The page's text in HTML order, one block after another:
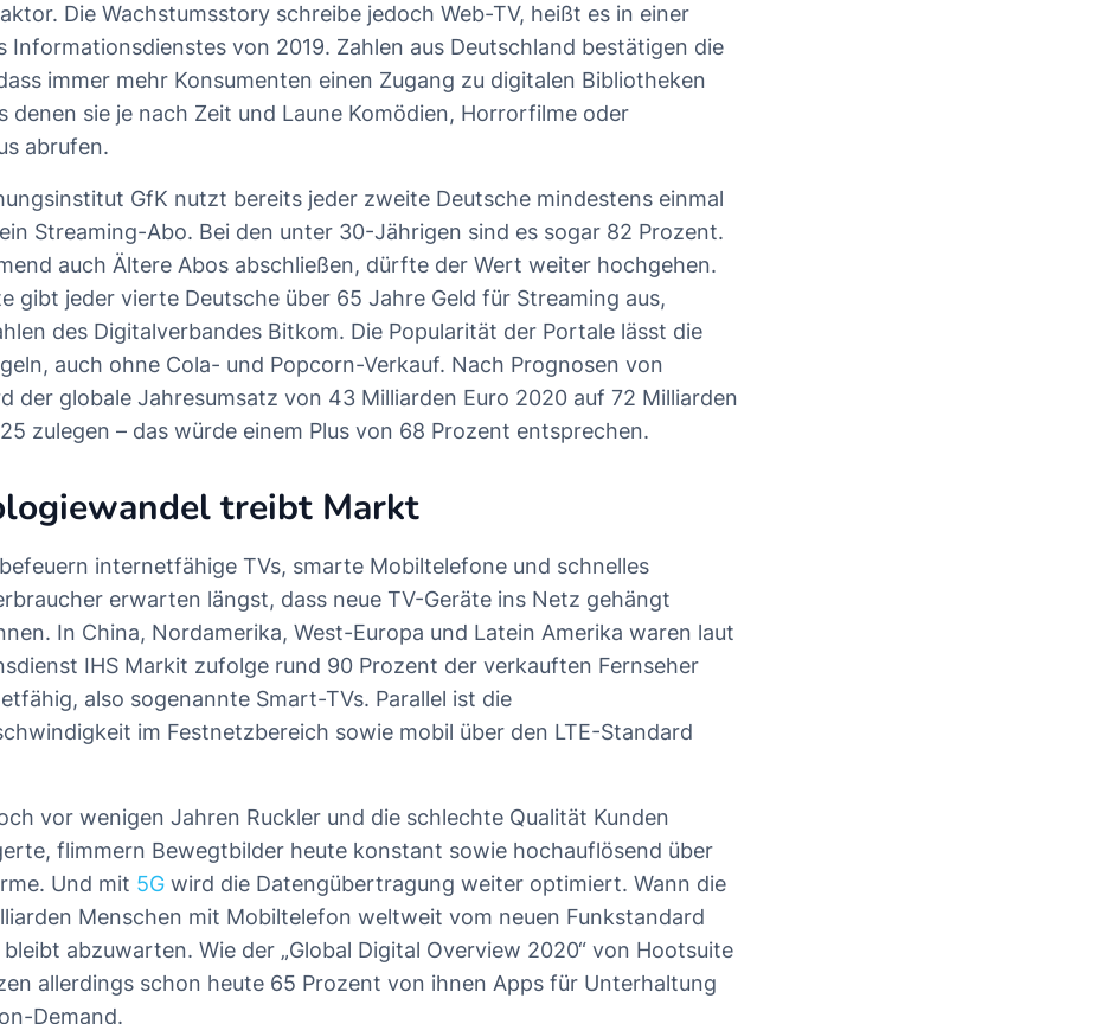
Die Wachstumsstory schreibe jedoch Web-TV, heißt es in einer
Informationsdienstes von 2019. Zahlen aus Deutschland bestätigen die
immer mehr Konsumenten einen Zugang zu digitalen Bibliotheken
denen sie je nach Zeit und Laune Komödien, Horrorfilme oder
abrufen.
GfK nutzt bereits jeder zweite Deutsche mindestens einmal
Streaming-Abo. Bei den unter 30-Jährigen sind es sogar 82 Prozent.
auch Ältere Abos abschließen, dürfte der Wert weiter hochgehen.
gibt jeder vierte Deutsche über 65 Jahre Geld für Streaming aus,
des Digitalverbandes Bitkom. Die Popularität der Portale lässt die
auch ohne Cola- und Popcorn-Verkauf. Nach Prognosen von
der globale Jahresumsatz von 43 Milliarden Euro 2020 auf 72 Milliarden
zulegen – das würde einem Plus von 68 Prozent entsprechen.
treibt Markt
internetfähige TVs, smarte Mobiltelefone und schnelles
erwarten längst, dass neue TV-Geräte ins Netz gehängt
In China, Nordamerika, West-Europa und Latein Amerika waren laut
IHS Markit zufolge rund 90 Prozent der verkauften Fernseher
also sogenannte Smart-TVs. Parallel ist die
im Festnetzbereich sowie mobil über den LTE-Standard
vor wenigen Jahren Ruckler und die schlechte Qualität Kunden
flimmern Bewegtbilder heute konstant sowie hochauflösend über
Und mit 5G wird die Datengübertragung weiter optimiert. Wann die
Menschen mit Mobiltelefon weltweit vom neuen Funkstandard
abzuwarten. Wie der „Global Digital Overview 2020“ von Hootsuite
allerdings schon heute 65 Prozent von ihnen Apps für Unterhaltung
Demand.